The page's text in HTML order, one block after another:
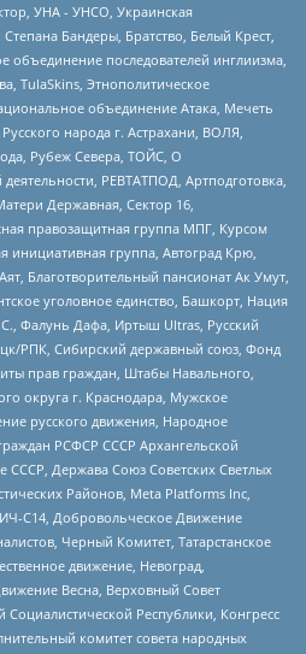
УНА - УНСО, Украинская
Бандеры, Братство, Белый Крест,
объединение последователей инглиизма,
TulaSkins, Этнополитическое
объединение Атака, Мечеть
народа г. Астрахани, ВОЛЯ,
Рубеж Севера, ТОЙС, О
деятельности, РЕВТАТПОД, Артподготовка,
Державная, Сектор 16,
правозащитная группа МПГ, Курсом
инициативная группа, Автоград Крю,
Благотворительный пансионат Ак Умут,
уголовное единство, Башкорт, Нация
Фалунь Дафа, Иртыш Ultras, Русский
РПК, Сибирский державный союз, Фонд
прав граждан, Штабы Навального,
округа г. Краснодара, Мужское
русского движения, Народное
РСФСР СССР Архангельской
СССР, Держава Союз Советских Светлых
Районов, Meta Platforms Inc,
С14, Добровольческое Движение
Черный Комитет, Татарстанское
движение, Невоград,
Весна, Верховный Совет
Социалистической Республики, Конгресс
комитет совета народных